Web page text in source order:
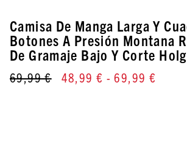
Camisa De Manga Larga Y
Botones A Presión Montana
De Gramaje Bajo Y Corte
69,99 € 48,99 € - 69,99 €